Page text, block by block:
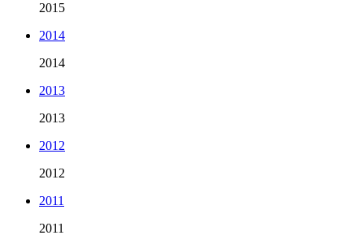
2015
2014
2014
2013
2013
2012
2012
2011
2011